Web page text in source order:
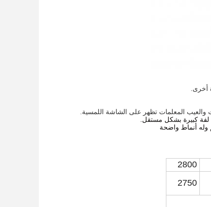
2800
2750